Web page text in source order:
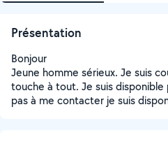
Présentation
Bonjour
Jeune homme sérieux. Je suis
touche à tout. Je suis
pas à me contacter je suis